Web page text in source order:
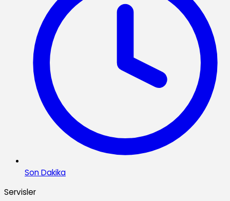
Son Dakika
Servisler